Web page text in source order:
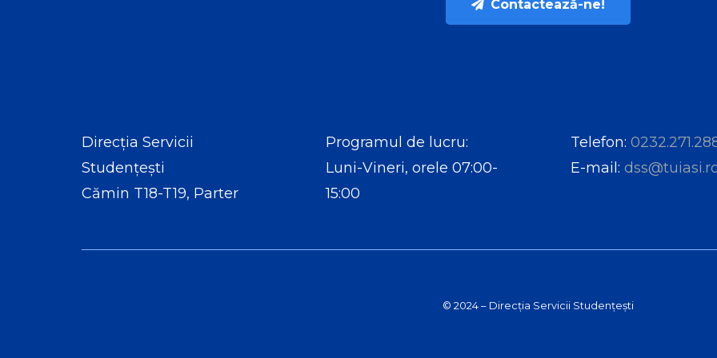
Contactează-ne!
Direcția Servicii
Studențești
Cămin T18-T19, Parter
Programul de lucru:
Luni-Vineri, orele 07:00-
15:00
Telefon:
E-mail:
© 2024 – Direcția Servicii Studențești